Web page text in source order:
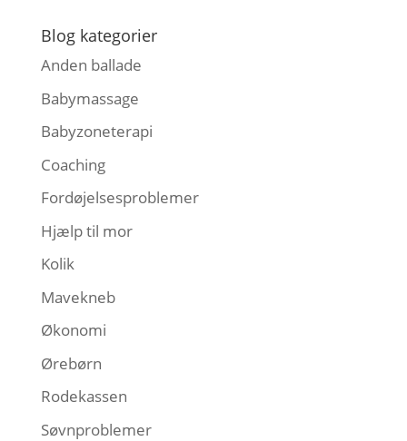
Blog kategorier
Anden ballade
Babymassage
Babyzoneterapi
Coaching
Fordøjelsesproblemer
Hjælp til mor
Kolik
Mavekneb
Økonomi
Ørebørn
Rodekassen
Søvnproblemer